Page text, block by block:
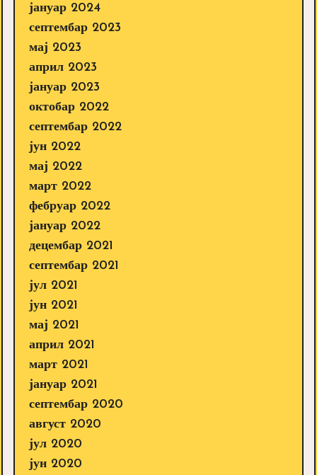
јануар 2024
септембар 2023
мај 2023
април 2023
јануар 2023
октобар 2022
септембар 2022
јун 2022
мај 2022
март 2022
фебруар 2022
јануар 2022
децембар 2021
септембар 2021
јул 2021
јун 2021
мај 2021
април 2021
март 2021
јануар 2021
септембар 2020
август 2020
јул 2020
јун 2020